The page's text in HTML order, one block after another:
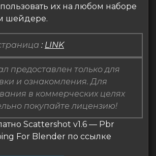
их на любом наборе
шейдере.
: LINK
предоставлен только для
и ознакомления. Для
в коммерческих целях
покупайте лицензию!
Scattershot v1.6 — Pbr
For Blender по ссылке